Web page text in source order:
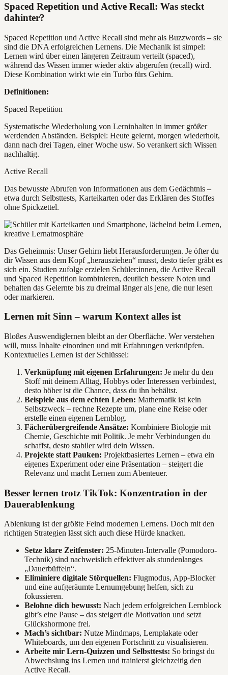
Spaced Repetition und Active Recall: Was steckt
dahinter?
Spaced Repetition und Active Recall sind mehr als Buzzwords – sie
sind die DNA erfolgreichen Lernens. Die Mechanik ist simpel:
Lernen wird über einen längeren Zeitraum verteilt (spaced),
während das Wissen immer wieder aktiv abgerufen (recall) wird.
Diese Kombination wirkt wie ein Turbo fürs Gehirn.
Definitionen:
Spaced Repetition
Systematische Wiederholung von Lerninhalten in immer größer
werdenden Abständen. Beispiel: Heute gelernt, morgen wiederholt,
dann nach drei Tagen, einer Woche usw. So verankert sich Wissen
nachhaltig.
Active Recall
Das bewusste Abrufen von Informationen aus dem Gedächtnis –
etwa durch Selbsttests, Karteikarten oder das Erklären des Stoffes
ohne Spickzettel.
Das Geheimnis: Unser Gehirn liebt Herausforderungen. Je öfter du
dir Wissen aus dem Kopf „herausziehen“ musst, desto tiefer gräbt es
sich ein. Studien zufolge erzielen Schüler:innen, die Active Recall
und Spaced Repetition kombinieren, deutlich bessere Noten und
behalten das Gelernte bis zu dreimal länger als jene, die nur lesen
oder markieren.
Lernen mit Sinn – warum Kontext alles ist
Bloßes Auswendiglernen bleibt an der Oberfläche. Wer verstehen
will, muss Inhalte einordnen und mit Erfahrungen verknüpfen.
Kontextuelles Lernen ist der Schlüssel:
Verknüpfung mit eigenen Erfahrungen: Je mehr du den
Stoff mit deinem Alltag, Hobbys oder Interessen verbindest,
desto höher ist die Chance, dass du ihn behältst.
Beispiele aus dem echten Leben: Mathematik ist kein
Selbstzweck – rechne Rezepte um, plane eine Reise oder
erstelle einen eigenen Lernblog.
Fächerübergreifende Ansätze: Kombiniere Biologie mit
Chemie, Geschichte mit Politik. Je mehr Verbindungen du
schaffst, desto stabiler wird dein Wissen.
Projekte statt Pauken: Projektbasiertes Lernen – etwa ein
eigenes Experiment oder eine Präsentation – steigert die
Relevanz und macht Lernen zum Abenteuer.
Besser lernen trotz TikTok: Konzentration in der
Dauerablenkung
Ablenkung ist der größte Feind modernen Lernens. Doch mit den
richtigen Strategien lässt sich auch diese Hürde knacken.
Setze klare Zeitfenster: 25-Minuten-Intervalle (Pomodoro-
Technik) sind nachweislich effektiver als stundenlanges
„Dauerbüffeln“.
Eliminiere digitale Störquellen: Flugmodus, App-Blocker
und eine aufgeräumte Lernumgebung helfen, sich zu
fokussieren.
Belohne dich bewusst: Nach jedem erfolgreichen Lernblock
gibt’s eine Pause – das steigert die Motivation und setzt
Glückshormone frei.
Mach’s sichtbar: Nutze Mindmaps, Lernplakate oder
Whiteboards, um den eigenen Fortschritt zu visualisieren.
Arbeite mir Lern-Quizzen und Selbsttests: So bringst du
Abwechslung ins Lernen und trainierst gleichzeitig den
Active Recall.